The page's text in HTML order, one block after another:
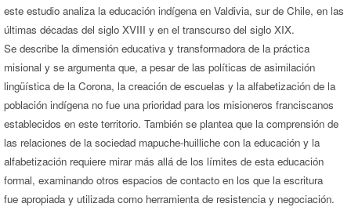
este estudio analiza la educación indígena en Valdivia, sur de Chile, en las
últimas décadas del siglo XVIII y en el transcurso del siglo XIX.
Se describe la dimensión educativa y transformadora de la práctica
misional y se argumenta que, a pesar de las políticas de asimilación
lingüística de la Corona, la creación de escuelas y la alfabetización de la
población indígena no fue una prioridad para los misioneros franciscanos
establecidos en este territorio. También se plantea que la comprensión de
las relaciones de la sociedad mapuche-huilliche con la educación y la
alfabetización requiere mirar más allá de los límites de esta educación
formal, examinando otros espacios de contacto en los que la escritura
fue apropiada y utilizada como herramienta de resistencia y negociación.